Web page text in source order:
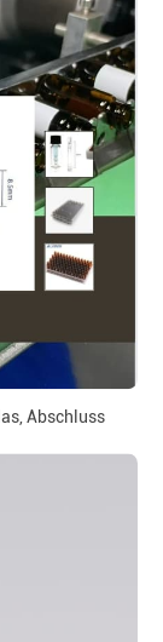
Abschluss